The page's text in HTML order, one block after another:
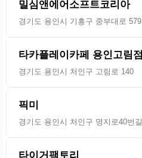
밀심앤에어소프트코리아
경기도 용인시 기흥구 중부대로 579
타카플레이카페 용인고림점
경기도 용인시 처인구 고림로 140
픽미
경기도 용인시 처인구 명지로40번
타이거팩토리